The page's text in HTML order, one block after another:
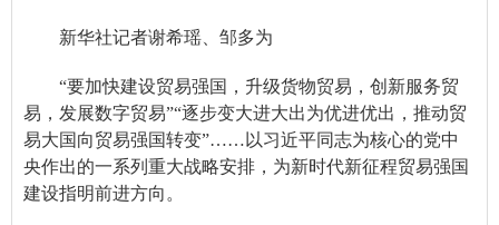
新华社记者谢希瑶、邹多为
“要加快建设贸易强国，升级货物贸易，创新服务贸
易，发展数字贸易”“逐步变大进大出为优进优出，推动贸
易大国向贸易强国转变”……以习近平同志为核心的党中
央作出的一系列重大战略安排，为新时代新征程贸易强国
建设指明前进方向。